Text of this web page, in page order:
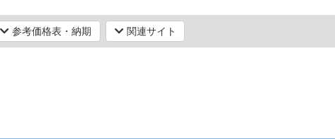
参考価格表・納期 関連サイト